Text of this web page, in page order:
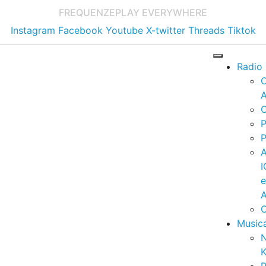
FREQUENZEPLAY EVERYWHERE
Instagram Facebook Youtube X-twitter Threads Tiktok
Radio
e